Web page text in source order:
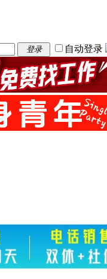
登录 自动登录